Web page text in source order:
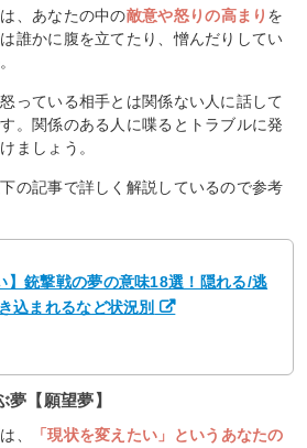
、あなたの中の敵意や怒りの高まり を
誰かに腹を立てたり、憎んだりしてい
っている相手とは関係ない人に話して
。関係のある人に喋るとトラブルに発
ましょう。
の記事で詳しく解説しているので参考
】銃撃戦の夢の意味18選！隠れる/逃
込まれるなど状況別
【願望夢】
、
「現状を変えたい」というあなたの